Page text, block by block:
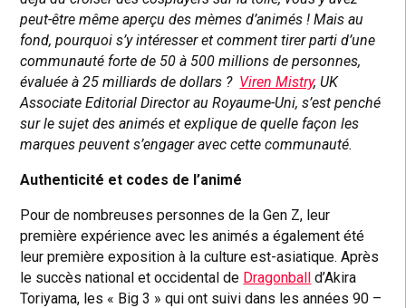
peut-être même aperçu des mèmes d’animés ! Mais au
fond, pourquoi s’y intéresser et comment tirer parti d’une
communauté forte de 50 à 500 millions de personnes,
évaluée à 25 milliards de dollars ? Viren Mistry, UK
Associate Editorial Director au Royaume-Uni, s’est penché
sur le sujet des animés et explique de quelle façon les
marques peuvent s’engager avec cette communauté.
Authenticité et codes de l’animé
Pour de nombreuses personnes de la Gen Z, leur
première expérience avec les animés a également été
leur première exposition à la culture est-asiatique. Après
le succès national et occidental de Dragonball d’Akira
Toriyama, les « Big 3 » qui ont suivi dans les années 90 –